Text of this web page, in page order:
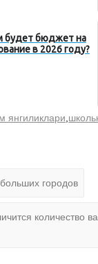
будет бюджет на
в 2026 году?
янгиликлари,
городов
количество